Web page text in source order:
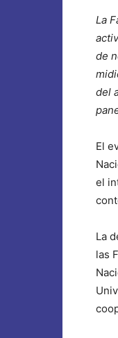
La
de
del
El
el
La
las